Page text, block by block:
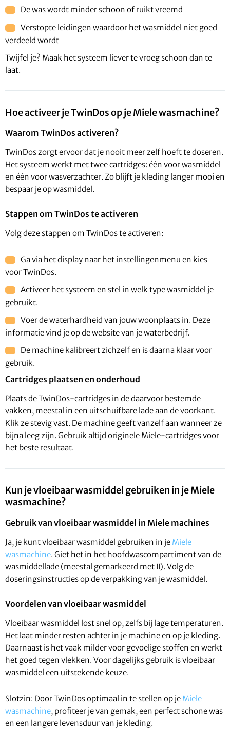
De was wordt minder schoon of ruikt vreemd
Verstopte leidingen waardoor het wasmiddel niet goed
verdeeld wordt
Twijfel je? Maak het systeem liever te vroeg schoon dan te
laat.
Hoe activeer je TwinDos op je Miele wasmachine?
Waarom TwinDos activeren?
TwinDos zorgt ervoor dat je nooit meer zelf hoeft te doseren.
Het systeem werkt met twee cartridges: één voor wasmiddel
en één voor wasverzachter. Zo blijft je kleding langer mooi en
bespaar je op wasmiddel.
Stappen om TwinDos te activeren
Volg deze stappen om TwinDos te activeren:
Ga via het display naar het instellingenmenu en kies
voor TwinDos.
Activeer het systeem en stel in welk type wasmiddel je
gebruikt.
Voer de waterhardheid van jouw woonplaats in. Deze
informatie vind je op de website van je waterbedrijf.
De machine kalibreert zichzelf en is daarna klaar voor
gebruik.
Cartridges plaatsen en onderhoud
Plaats de TwinDos-cartridges in de daarvoor bestemde
vakken, meestal in een uitschuifbare lade aan de voorkant.
Klik ze stevig vast. De machine geeft vanzelf aan wanneer ze
bijna leeg zijn. Gebruik altijd originele Miele-cartridges voor
het beste resultaat.
Kun je vloeibaar wasmiddel gebruiken in je Miele
wasmachine?
Gebruik van vloeibaar wasmiddel in Miele machines
Ja, je kunt vloeibaar wasmiddel gebruiken in je Miele
wasmachine. Giet het in het hoofdwascompartiment van de
wasmiddellade (meestal gemarkeerd met II). Volg de
doseringsinstructies op de verpakking van je wasmiddel.
Voordelen van vloeibaar wasmiddel
Vloeibaar wasmiddel lost snel op, zelfs bij lage temperaturen.
Het laat minder resten achter in je machine en op je kleding.
Daarnaast is het vaak milder voor gevoelige stoffen en werkt
het goed tegen vlekken. Voor dagelijks gebruik is vloeibaar
wasmiddel een uitstekende keuze.
Slotzin: Door TwinDos optimaal in te stellen op je Miele
wasmachine, profiteer je van gemak, een perfect schone was
en een langere levensduur van je kleding.